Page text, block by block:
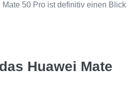
50 Pro ist definitiv einen Blick
Huawei Mate